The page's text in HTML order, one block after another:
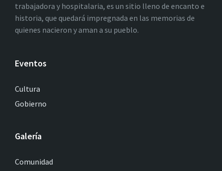
trabajadora y hospitalaria, es un sitio lleno de encanto e
historia, que quedará impregnada en las memorias de
quienes nacieron y aman a su pueblo.
Eventos
Cultura
Gobierno
Galería
Comunidad